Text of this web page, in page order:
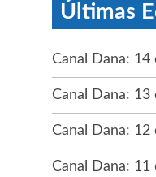
Últimas
Canal Dana:
Canal Dana:
Canal Dana:
Canal Dana: